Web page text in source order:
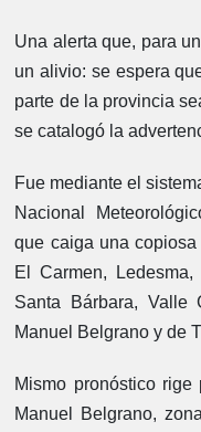
Una alerta que, para
un alivio: se espera
parte de la provincia
se catalogó la
Fue mediante el
Nacional
que caiga una
El Carmen,
Santa Bárbara,
Manuel Belgrano y de
Mismo pronóstico
Manuel Belgrano,